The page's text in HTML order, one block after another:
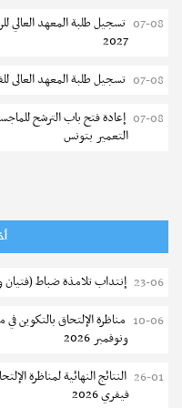
نشر في01-08-2026
مستجدات
مركز التكوين والنهوض
2026
نشر في
ماهي شروط الترشح للحصول
المهني العسكرية ؟
ماهي إمتيازات التكوين
07-08
2027
07-08 تسجيل طلبة المعهد العالى
07-08 إعادة فتح باب الترشح
التعمير بتونس
المعهد العالي للعلوم
2026-2027
06-08 الترشح للماجستير بالمعهد
تمديد آجال الترشح للماجستير
23-06 إنتداب تلامذة ضباط (فتيان
10-06 مناظرة الإلتحاق بالتكوين
ونوفمبر 2026
26-01 النتائج النهائية لمناظرة
فيفري 2026